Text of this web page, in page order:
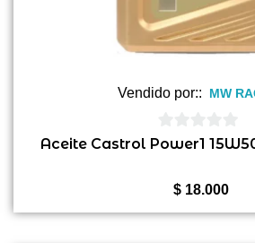
Vendido por:: MW
0
Aceite Castrol Power1
$ 18.000